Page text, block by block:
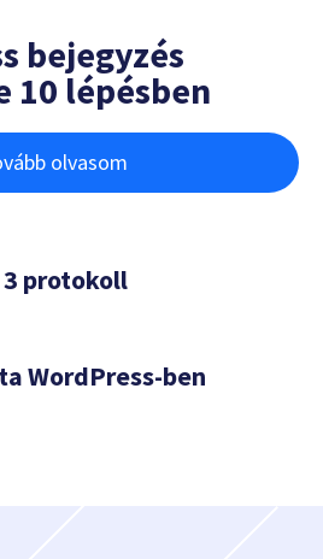
bejegyzés
10 lépésben
olvasom
protokoll
WordPress-ben